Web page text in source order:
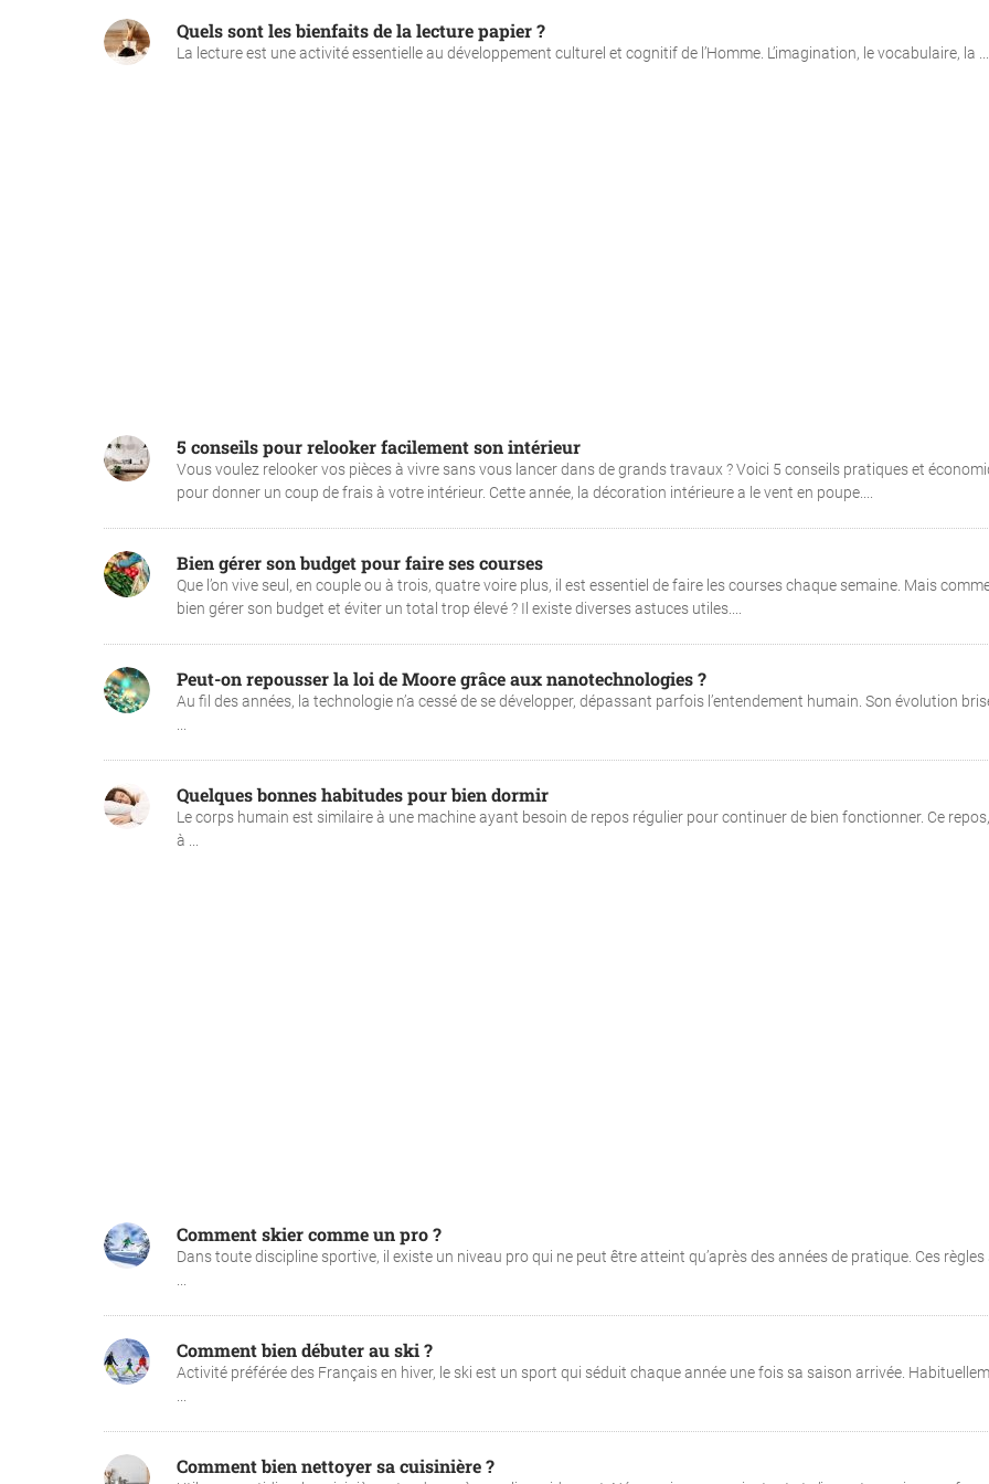
Quels sont les bienfaits de la lecture papier ?
La lecture est une activité essentielle au développement culturel et cognitif de l’Homme. L’imagination, le vocabulaire, la ...
5 conseils pour relooker facilement son intérieur
Vous voulez relooker vos pièces à vivre sans vous lancer dans de grands travaux ? Voici 5 conseils pratiques et
pour donner un coup de frais à votre intérieur. Cette année, la décoration intérieure a le vent en poupe....
Bien gérer son budget pour faire ses courses
Que l’on vive seul, en couple ou à trois, quatre voire plus, il est essentiel de faire les courses chaque semaine. Mais
bien gérer son budget et éviter un total trop élevé ? Il existe diverses astuces utiles....
Peut-on repousser la loi de Moore grâce aux nanotechnologies ?
Au fil des années, la technologie n’a cessé de se développer, dépassant parfois l’entendement humain. Son évolution
Quelques bonnes habitudes pour bien dormir
Le corps humain est similaire à une machine ayant besoin de repos régulier pour continuer de bien fonctionner. Ce repos,
à ...
Comment skier comme un pro ?
Dans toute discipline sportive, il existe un niveau pro qui ne peut être atteint qu’après des années de pratique. Ces
Comment bien débuter au ski ?
Activité préférée des Français en hiver, le ski est un sport qui séduit chaque année une fois sa saison arrivée.
Comment bien nettoyer sa cuisinière ?